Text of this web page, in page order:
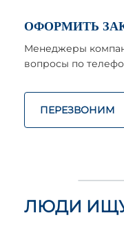
ОФОРМИТЬ
Менеджеры
вопросы по
ПЕРЕЗВОНИМ
ЛЮДИ